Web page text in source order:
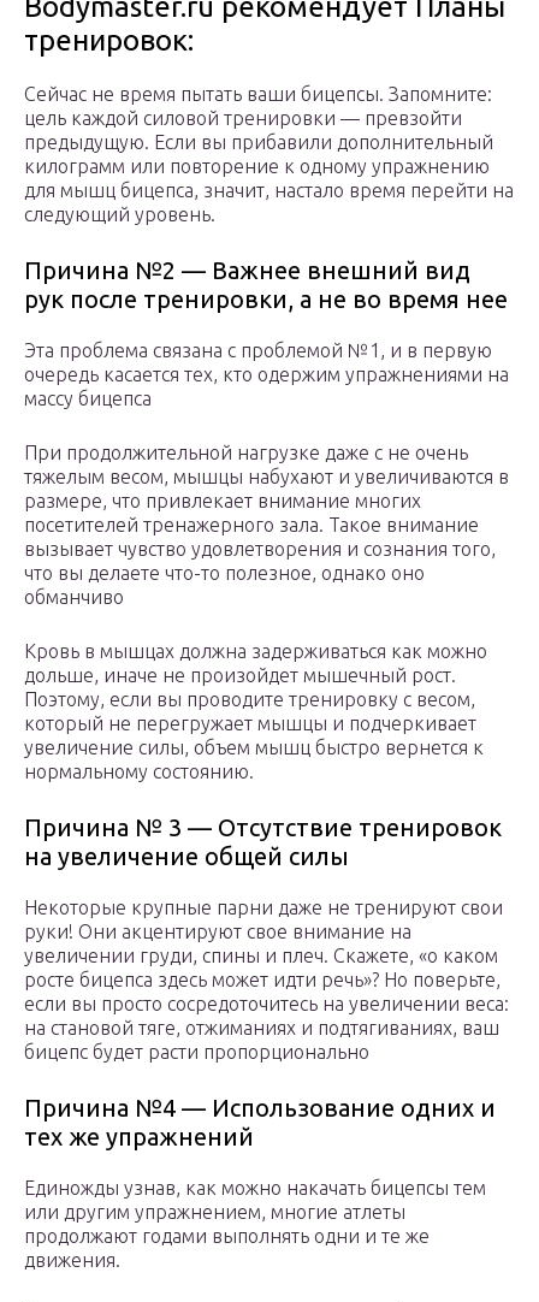
Bodymaster.ru рекомендует Планы
тренировок:
Сейчас не время пытать ваши бицепсы. Запомните:
цель каждой силовой тренировки — превзойти
предыдущую. Если вы прибавили дополнительный
килограмм или повторение к одному упражнению
для мышц бицепса, значит, настало время перейти на
следующий уровень.
Причина №2 — Важнее внешний вид
рук после тренировки, а не во время нее
Эта проблема связана с проблемой №1, и в первую
очередь касается тех, кто одержим упражнениями на
массу бицепса
При продолжительной нагрузке даже с не очень
тяжелым весом, мышцы набухают и увеличиваются в
размере, что привлекает внимание многих
посетителей тренажерного зала. Такое внимание
вызывает чувство удовлетворения и сознания того,
что вы делаете что-то полезное, однако оно
обманчиво
Кровь в мышцах должна задерживаться как можно
дольше, иначе не произойдет мышечный рост.
Поэтому, если вы проводите тренировку с весом,
который не перегружает мышцы и подчеркивает
увеличение силы, объем мышц быстро вернется к
нормальному состоянию.
Причина № 3 — Отсутствие тренировок
на увеличение общей силы
Некоторые крупные парни даже не тренируют свои
руки! Они акцентируют свое внимание на
увеличении груди, спины и плеч. Скажете, «о каком
росте бицепса здесь может идти речь»? Но поверьте,
если вы просто сосредоточитесь на увеличении веса:
на становой тяге, отжиманиях и подтягиваниях, ваш
бицепс будет расти пропорционально
Причина №4 — Использование одних и
тех же упражнений
Единожды узнав, как можно накачать бицепсы тем
или другим упражнением, многие атлеты
продолжают годами выполнять одни и те же
движения.